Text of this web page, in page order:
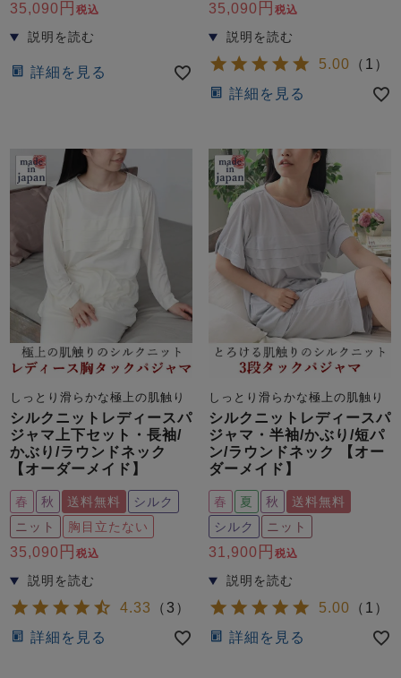
35,090 税込
詳細を見る
35,090 税込
5.00 （ 1 ）
詳細を見る
しっとり滑らかな極上の肌触り
シルクニットレディースパ
ジャマ上下セット・長袖/
かぶり/ラウンドネック
【オーダーメイド】
春 秋 送料無料
シルク
ニット
胸目立たない
35,090 税込
4.33 （3 ）
詳細を見る
しっとり滑らかな極上の肌触り
シルクニットレディースパ
ジャマ・半袖/かぶり/短パ
ン/ラウンドネック 【オー
ダーメイド】
春 夏 秋
送料無料
シルク
ニット
31,900 税込
5.00 （ 1 ）
詳細を見る